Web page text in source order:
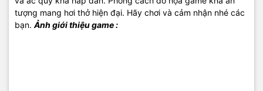
tượng mang hơi thở hiện đại. Hãy chơi và cảm nhận nhé các
bạn. Ảnh giới thiệu game :